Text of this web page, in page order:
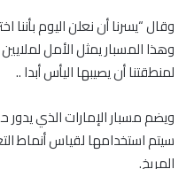
وقال “يسرنا أن نعلن اليوم بأننا
وهذا المسبار يمثل الأمل
لمنطقتنا أن يصيبها اليأس أبدا ..
سيتم استخدامها لقياس أنماط
المريخ.